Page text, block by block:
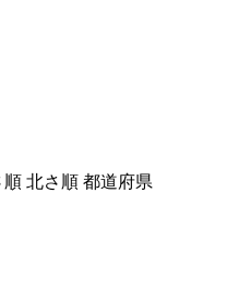
順 北さ順 都道府県